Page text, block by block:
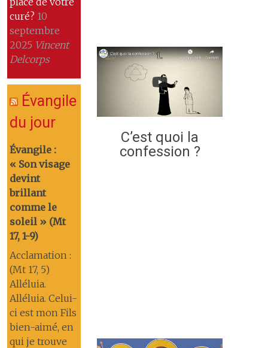
curé? 10
septembre
2025 Vincent
Delcorps
Évangile
du jour
Évangile :
« Son visage
devint
brillant
comme le
soleil » (Mt
17, 1-9)
Acclamation :
(Mt 17, 5)
Alléluia.
Alléluia. Celui-
ci est mon Fils
bien-aimé, en
qui je trouve
C’est quoi la
confession ?